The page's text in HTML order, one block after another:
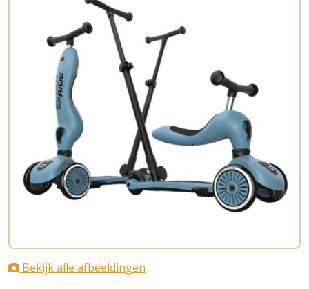
Bekijk alle afbeeldingen